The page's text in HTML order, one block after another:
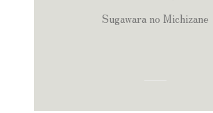
Sugawara no Michizane